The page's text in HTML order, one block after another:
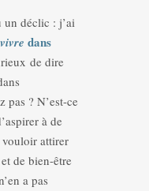
un déclic : j’ai
vivre dans
de dire
pas ? N’est-ce
à de
vouloir attirer
de bien-être
a pas